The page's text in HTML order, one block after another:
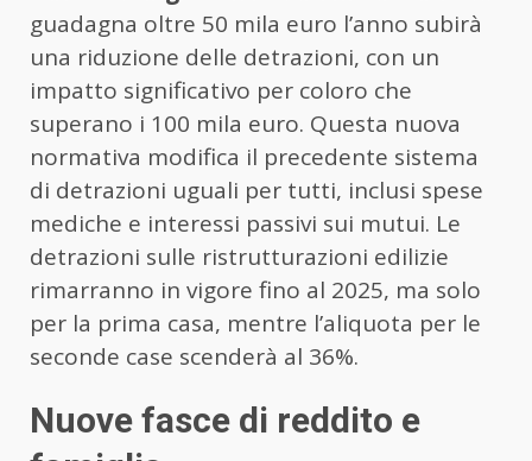
guadagna oltre 50 mila euro l’anno subirà
una riduzione delle detrazioni, con un
impatto significativo per coloro che
superano i 100 mila euro. Questa nuova
normativa modifica il precedente sistema
di detrazioni uguali per tutti, inclusi spese
mediche e interessi passivi sui mutui. Le
detrazioni sulle ristrutturazioni edilizie
rimarranno in vigore fino al 2025, ma solo
per la prima casa, mentre l’aliquota per le
seconde case scenderà al 36%.
Nuove fasce di reddito e